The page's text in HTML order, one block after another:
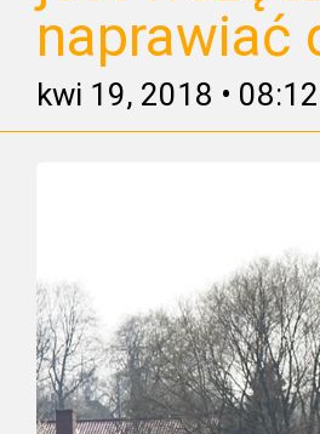
naprawiać
kwi 19, 2018 • 08:12